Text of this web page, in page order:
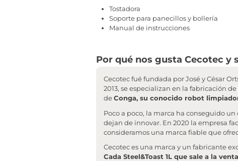
Tostadora
Soporte para panecillos y bollería
Manual de instrucciones
Por qué nos gusta Cecotec y
Cecotec fué fundada por José y César
2013, se especializan en la fabricación
deConga, su conocido robot
Poco a poco, la marca ha conseguido
dejan de innovar. En 2020 la empresa
consideramos una marca fiable que
Cecotec es una marca y un fabricante
Cada Steel&Toast 1L que sale a la